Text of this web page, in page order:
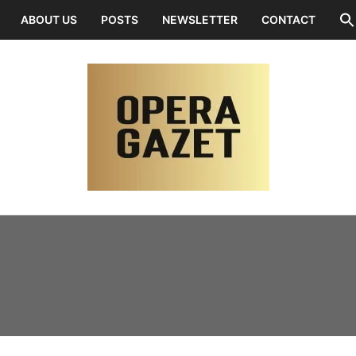
ABOUT US POSTS NEWSLETTER CONTACT